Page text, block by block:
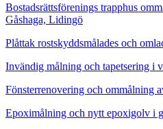
Bostadsrättsförenings trapphus
Gåshaga, Lidingö
Plåttak rostskyddsmålades och
Invändig målning och tapetsering i
Fönsterrenovering och ommålning
Epoximålning och nytt epoxigolv i